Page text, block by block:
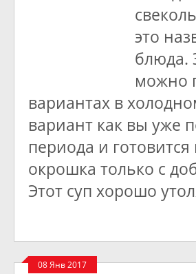
это
блюда.
можно
вариантах в
вариант как вы уже
периода и
окрошка только с
Этот суп хорошо
08 Янв 2017